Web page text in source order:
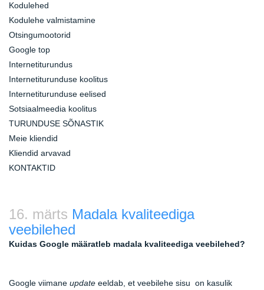
Kodulehed
Kodulehe valmistamine
Otsingumootorid
Google top
Internetiturundus
Internetiturunduse koolitus
Internetiturunduse eelised
Sotsiaalmeedia koolitus
TURUNDUSE SÕNASTIK
Meie kliendid
Kliendid arvavad
KONTAKTID
16. märts Madala kvaliteediga
veebilehed
Kuidas Google määratleb madala kvaliteediga veebilehed?
Google viimane update eeldab, et veebilehe sisu on kasulik